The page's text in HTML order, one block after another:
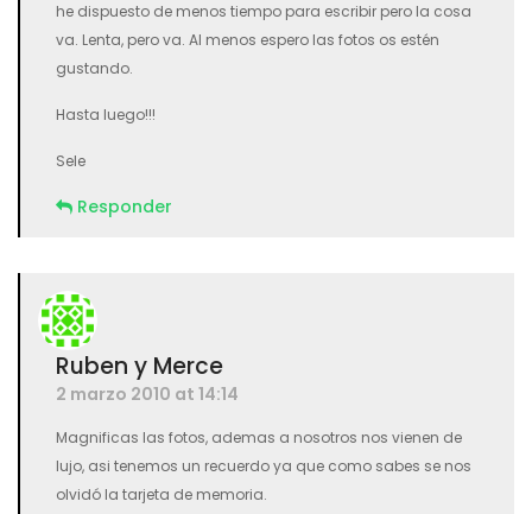
he dispuesto de menos tiempo para escribir pero la cosa
va. Lenta, pero va. Al menos espero las fotos os estén
gustando.
Hasta luego!!!
Sele
Responder
Ruben y Merce
2 marzo 2010 at 14:14
Magnificas las fotos, ademas a nosotros nos vienen de
lujo, asi tenemos un recuerdo ya que como sabes se nos
olvidó la tarjeta de memoria.